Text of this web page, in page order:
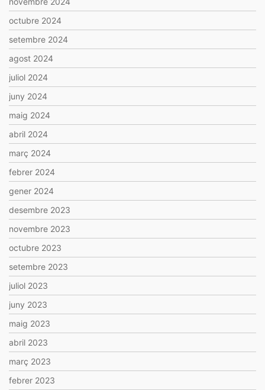
octubre 2024
setembre 2024
agost 2024
juliol 2024
juny 2024
maig 2024
abril 2024
març 2024
febrer 2024
gener 2024
desembre 2023
novembre 2023
octubre 2023
setembre 2023
juliol 2023
juny 2023
maig 2023
abril 2023
març 2023
febrer 2023